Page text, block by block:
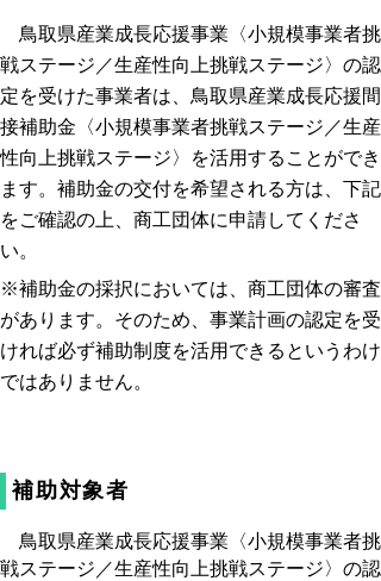
鳥取県産業成長応援事業〈小規模事業者挑
戦ステージ／生産性向上挑戦ステージ〉の認
定を受けた事業者は、鳥取県産業成長応援間
接補助金〈小規模事業者挑戦ステージ／生産
性向上挑戦ステージ〉を活用することができ
ます。補助金の交付を希望される方は、下記
をご確認の上、商工団体に申請してくださ
い。
※補助金の採択においては、商工団体の審査
があります。そのため、事業計画の認定を受
ければ必ず補助制度を活用できるというわけ
ではありません。
補助対象者
鳥取県産業成長応援事業 〈小規模事業者挑
戦ステージ／生産性向上挑戦ステージ〉の認